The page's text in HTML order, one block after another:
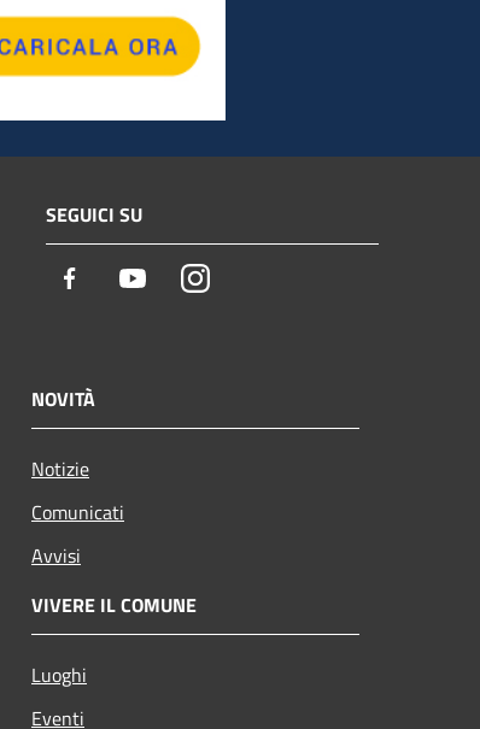
SEGUICI SU
Facebook YoutubeInstagram
NOVITÀ
Notizie
Comunicati
Avvisi
VIVERE IL COMUNE
Luoghi
Eventi